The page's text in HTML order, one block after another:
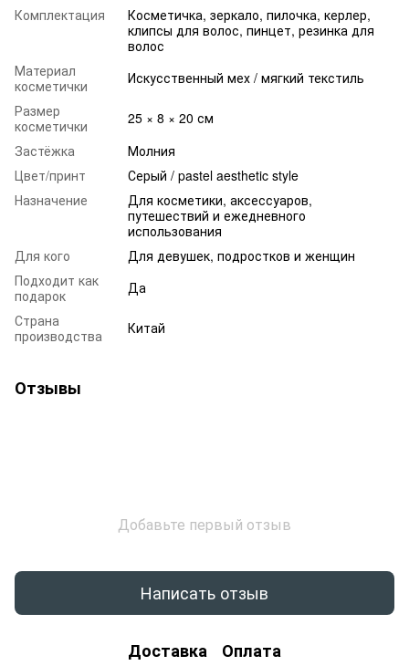
Комплектация
Косметичка, зеркало, пилочка, керлер,
клипсы для волос, пинцет, резинка для
волос
Материал
косметички
Искусственный мех / мягкий текстиль
Размер
косметички
25 × 8 × 20 см
Застёжка
Молния
Цвет/принт
Серый / pastel aesthetic style
Назначение
Для косметики, аксессуаров,
путешествий и ежедневного
использования
Для кого
Для девушек, подростков и женщин
Подходит как
подарок
Да
Страна
производства
Китай
Отзывы
Добавьте первый отзыв
Написать отзыв
Доставка Оплата